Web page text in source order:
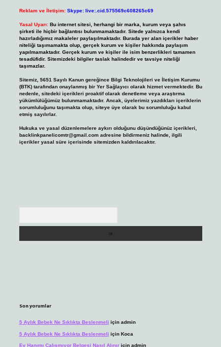
Reklam ve İletişim: Skype: live:.cid.575569c608265c69
Yasal Uyarı: Bu internet sitesi, herhangi bir marka, kurum veya şahıs
şirketi ile hiçbir bağlantısı bulunmamaktadır. Sitede yalnızca kendi
hazırladığımız makaleler paylaşılmaktadır. Burada yer alan içerikler haber
niteliği taşımamakta olup, gerçek kurum ve kişiler hakkında paylaşım
yapılmamaktadır. Gerçek kurum ve kişiler ile isim benzerlikleri tamamen
tesadüfidir. Sitemizdeki bilgiler taslak halindedir ve tavsiye niteliği
taşımazlar.
Sitemiz, 5651 Sayılı Kanun gereğince Bilgi Teknolojileri ve İletişim Kurumu
(BTK) tarafından onaylanmış bir Yer Sağlayıcı olarak hizmet vermektedir. Bu
nedenle, sitedeki içerikleri proaktif olarak denetleme veya araştırma
yükümlülüğümüz bulunmamaktadır. Ancak, üyelerimiz yazdıkları içeriklerin
sorumluluğunu taşımakta olup, siteye üye olarak bu sorumluluğu kabul
etmiş sayılırlar.
Hukuka ve yasal düzenlemelere aykırı olduğunu düşündüğünüz içerikleri,
backlinkpanelicomtr@gmail.comadresine bildirmeniz halinde, ilgili
içerikler yasal süre içerisinde sitemizden kaldırılacaktır.
Son yorumlar
5 Aylık Bebek Ne Sıklıkta Beslenmeli için admin
5 Aylık Bebek Ne Sıklıkta Beslenmeli için Koca
Ev Hanımı Çalışmıyor Belgesi Nasıl Alınıriçin admin